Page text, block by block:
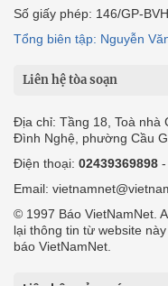
Số giấy phép: 146/GP-
Tổng biên tập: Nguyễn
Liên hệ tòa soạn
Địa chỉ: Tầng 18, Toà nhà
Đình Nghệ, phường Cầu
Điện thoại: 02439369898 -
Email:
© 1997 Báo VietNamNet.
lại thông tin từ website
báo VietNamNet.